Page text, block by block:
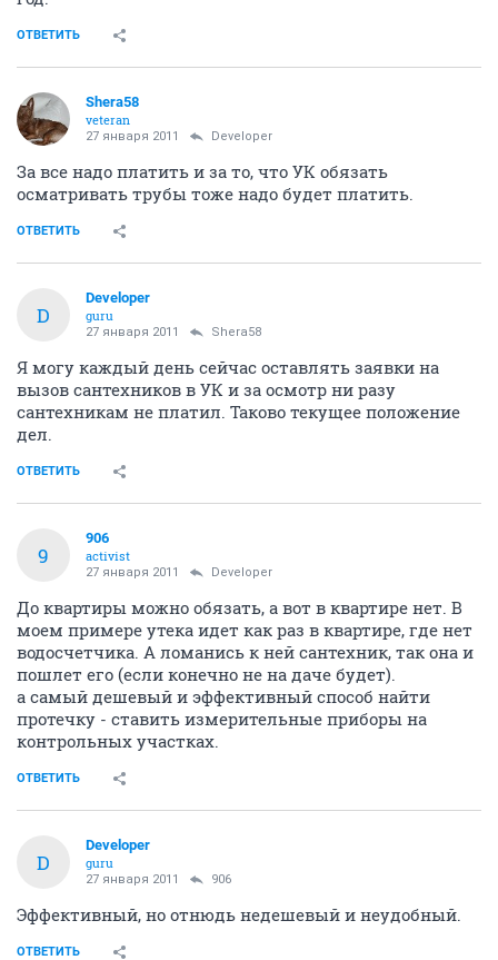
ОТВЕТИТЬ
Shera58
veteran
27 января 2011 Developer
За все надо платить и за то, что УК обязать
осматривать трубы тоже надо будет платить.
ОТВЕТИТЬ
D
Developer
guru
27 января 2011 Shera58
Я могу каждый день сейчас оставлять заявки на
вызов сантехников в УК и за осмотр ни разу
сантехникам не платил. Таково текущее положение
дел.
ОТВЕТИТЬ
9
906
activist
27 января 2011 Developer
До квартиры можно обязать, а вот в квартире нет. В
моем примере утека идет как раз в квартире, где нет
водосчетчика. А ломанись к ней сантехник, так она и
пошлет его (если конечно не на даче будет).
а самый дешевый и эффективный способ найти
протечку - ставить измерительные приборы на
контрольных участках.
ОТВЕТИТЬ
D
Developer
guru
27 января 2011 906
Эффективный, но отнюдь недешевый и неудобный.
ОТВЕТИТЬ